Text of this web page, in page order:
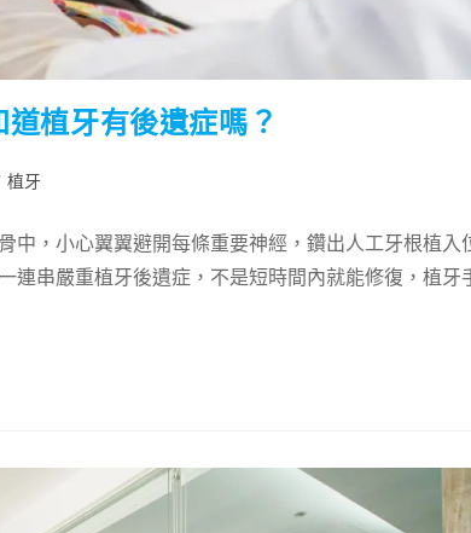
植牙有後遺症嗎？
植牙
中，小心翼翼避開每條重要神經，鑽出人工牙根植入
連串嚴重植牙後遺症，不是短時間內就能修復，植牙